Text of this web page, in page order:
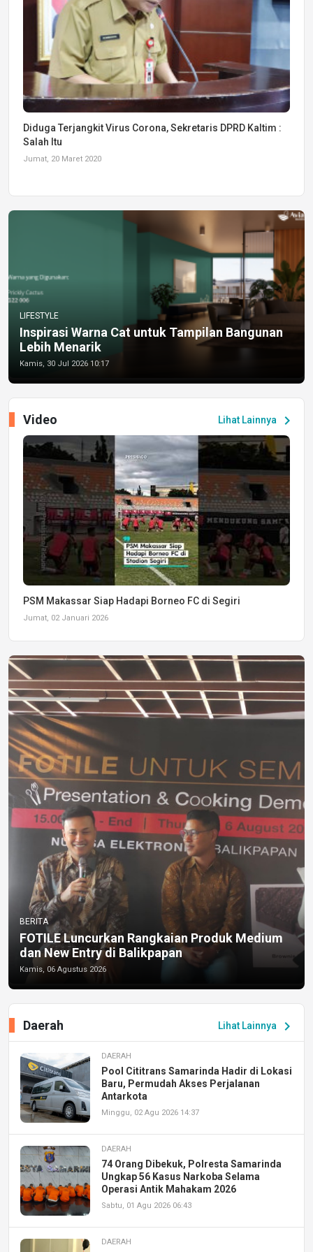
Diduga Terjangkit Virus Corona, Sekretaris DPRD Kaltim :
Salah Itu
Jumat, 20 Maret 2020
LIFESTYLE
Inspirasi Warna Cat untuk Tampilan Bangunan
Lebih Menarik
Kamis, 30 Jul 2026 10:17
Lihat Lainnya chevron_right
Video
PSM Makassar Siap Hadapi Borneo FC di Segiri
Jumat, 02 Januari 2026
BERITA
FOTILE Luncurkan Rangkaian Produk Medium
dan New Entry di Balikpapan
Kamis, 06 Agustus 2026
Lihat Lainnya chevron_right
Daerah
DAERAH
Pool Cititrans Samarinda Hadir di Lokasi
Baru, Permudah Akses Perjalanan
Antarkota
Minggu, 02 Agu 2026 14:37
DAERAH
74 Orang Dibekuk, Polresta Samarinda
Ungkap 56 Kasus Narkoba Selama
Operasi Antik Mahakam 2026
Sabtu, 01 Agu 2026 06:43
DAERAH